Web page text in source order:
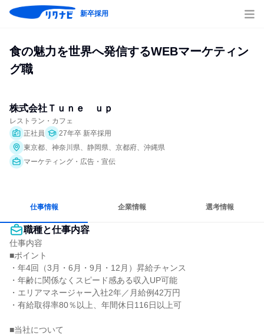
新卒採用
食の魅力を世界へ発信するWEBマーケティン
グ職
株式会社Ｔｕｎｅ　ｕｐ
レストラン・カフェ
正社員
27年卒 新卒採用
東京都、神奈川県、静岡県、京都府、沖縄県
マーケティング・広告・宣伝
仕事情報 企業情報 選考情報
職種と仕事内容
仕事内容
■ポイント
・年4回（3月・6月・9月・12月）昇給チャンス
・年齢に関係なくスピード感ある収入UP可能
・エリアマネージャー入社2年／月給例42万円
・有給取得率80％以上、年間休日116日以上可
■当社について